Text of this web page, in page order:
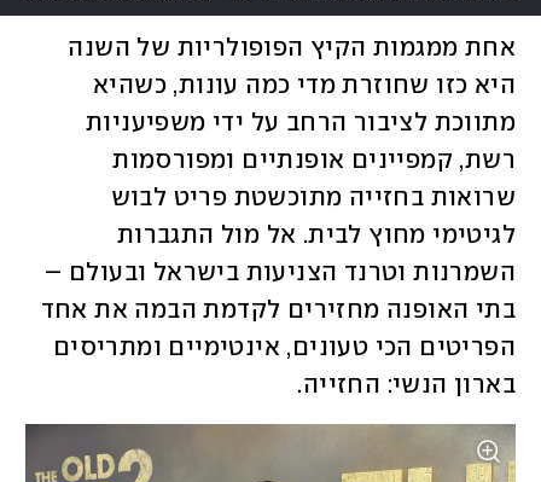
מתווכת לציבור הרחב על ידי משפיעניות
רשת, קמפיינים אופנתיים ומפורסמות
בארון הנשי: החזייה.